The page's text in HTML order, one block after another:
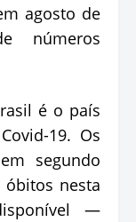
agosto de
números
é o país
19. Os
segundo
nesta
—